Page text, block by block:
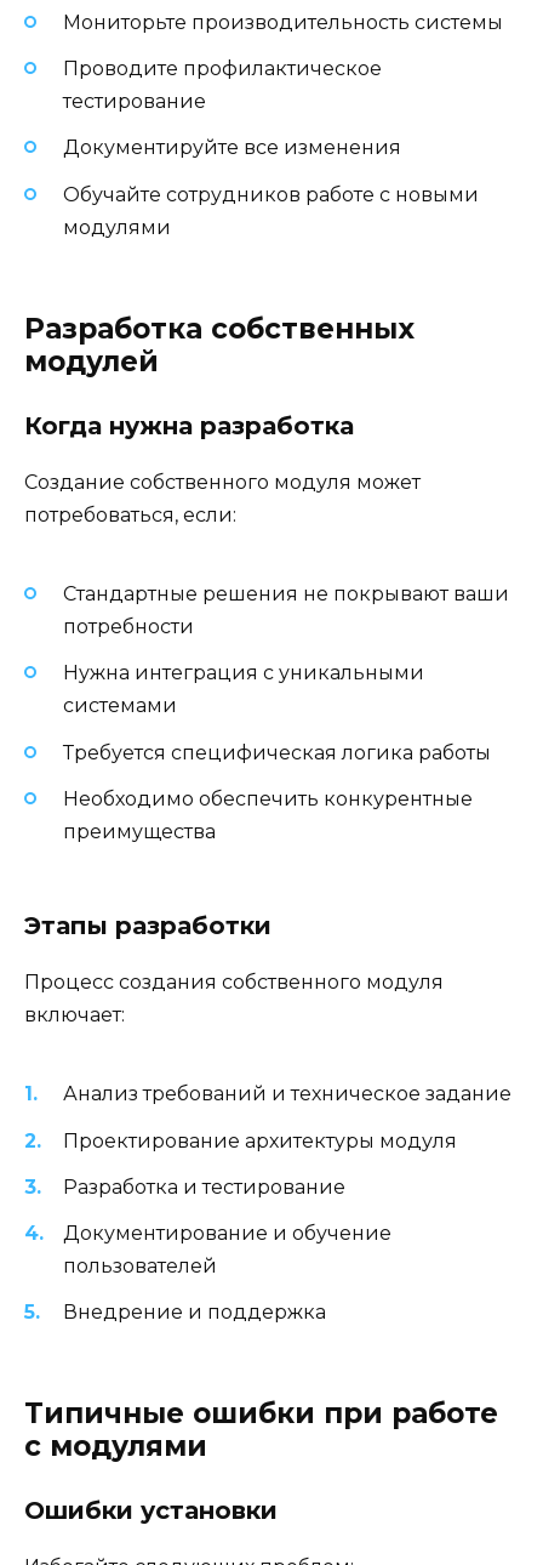
Мониторьте производительность системы
Проводите профилактическое
тестирование
Документируйте все изменения
Обучайте сотрудников работе с новыми
модулями
Разработка собственных
модулей
Когда нужна разработка
Создание собственного модуля может
потребоваться, если:
Стандартные решения не покрывают ваши
потребности
Нужна интеграция с уникальными
системами
Требуется специфическая логика работы
Необходимо обеспечить конкурентные
преимущества
Этапы разработки
Процесс создания собственного модуля
включает:
Анализ требований и техническое задание
Проектирование архитектуры модуля
Разработка и тестирование
Документирование и обучение
пользователей
Внедрение и поддержка
Типичные ошибки при работе
с модулями
Ошибки установки